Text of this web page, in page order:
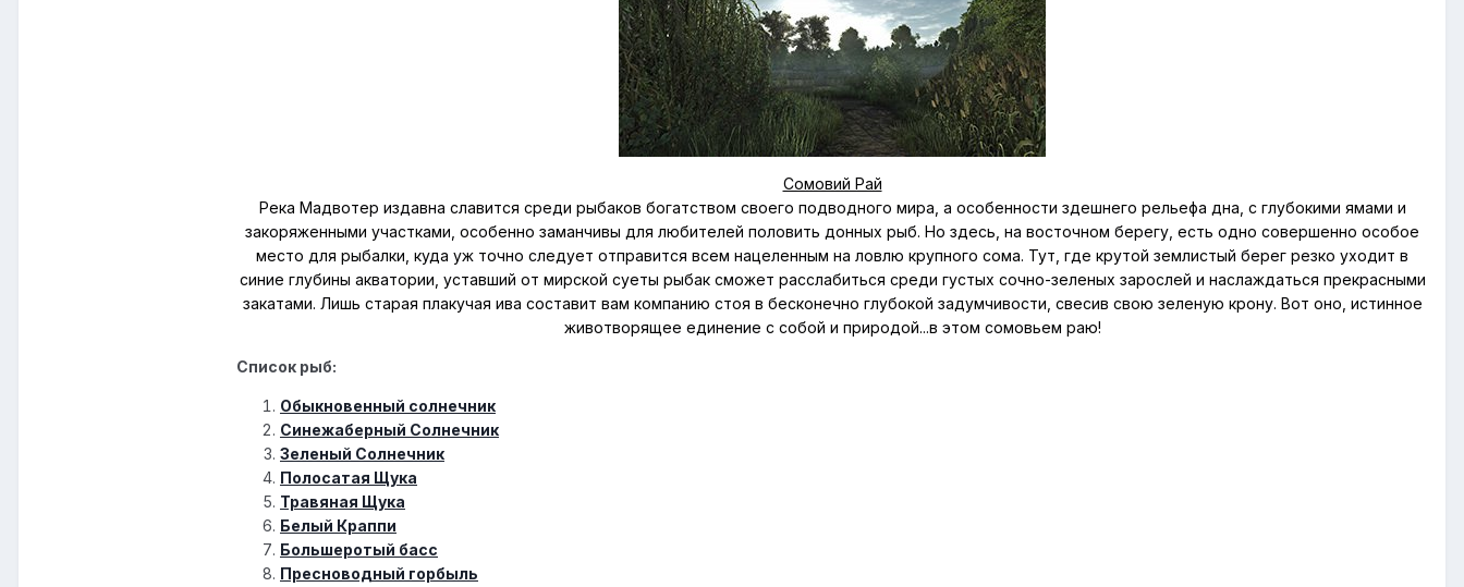
Сомовий Рай
Река Мадвотер издавна славится среди рыбаков богатством своего подводного мира, а особенности здешнего рельефа дна, с глубокими ямами и
закоряженными участками, особенно заманчивы для любителей половить донных рыб. Но здесь, на восточном берегу, есть одно совершенно особое
место для рыбалки, куда уж точно следует отправится всем нацеленным на ловлю крупного сома. Тут, где крутой землистый берег резко уходит в
синие глубины акватории, уставший от мирской суеты рыбак сможет расслабиться среди густых сочно-зеленых зарослей и наслаждаться прекрасными
закатами. Лишь старая плакучая ива составит вам компанию стоя в бесконечно глубокой задумчивости, свесив свою зеленую крону. Вот оно, истинное
животворящее единение с собой и природой...в этом сомовьем раю!
Список рыб:
Обыкновенный солнечник
Синежаберный Солнечник
Зеленый Солнечник
Полосатая Щука
Травяная Щука
Белый Краппи
Большеротый басс
Пресноводный горбыль